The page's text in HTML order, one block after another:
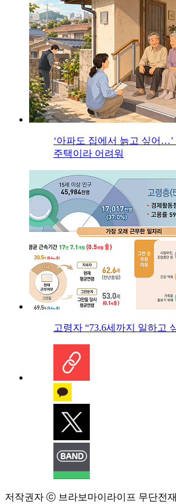
‘아파도 집에서 늙고 싶어…’
주택이라 어려워
고령자 “73.6세까지 일하고
저작권자 ⓒ 브라보마이라이프 무단전